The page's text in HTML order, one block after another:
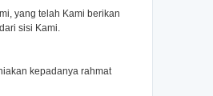
yang telah Kami berikan
sisi Kami.
kepadanya rahmat